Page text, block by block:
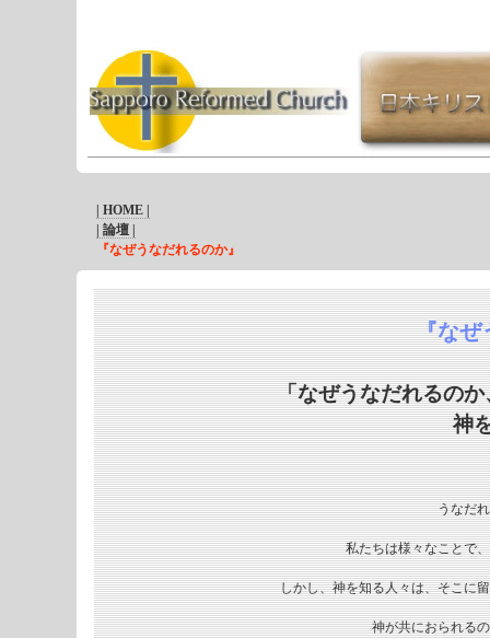
| HOME |
| 論壇 |
『なぜうなだれるのか』
『なぜ
「なぜうなだれるのか
神
うなだれ
私たちは様々なことで
しかし、神を知る人々は、そこに
神が共におられる